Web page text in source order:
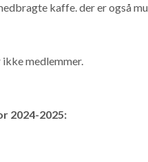
kaffe. der er også
medlemmer.
2024-2025: